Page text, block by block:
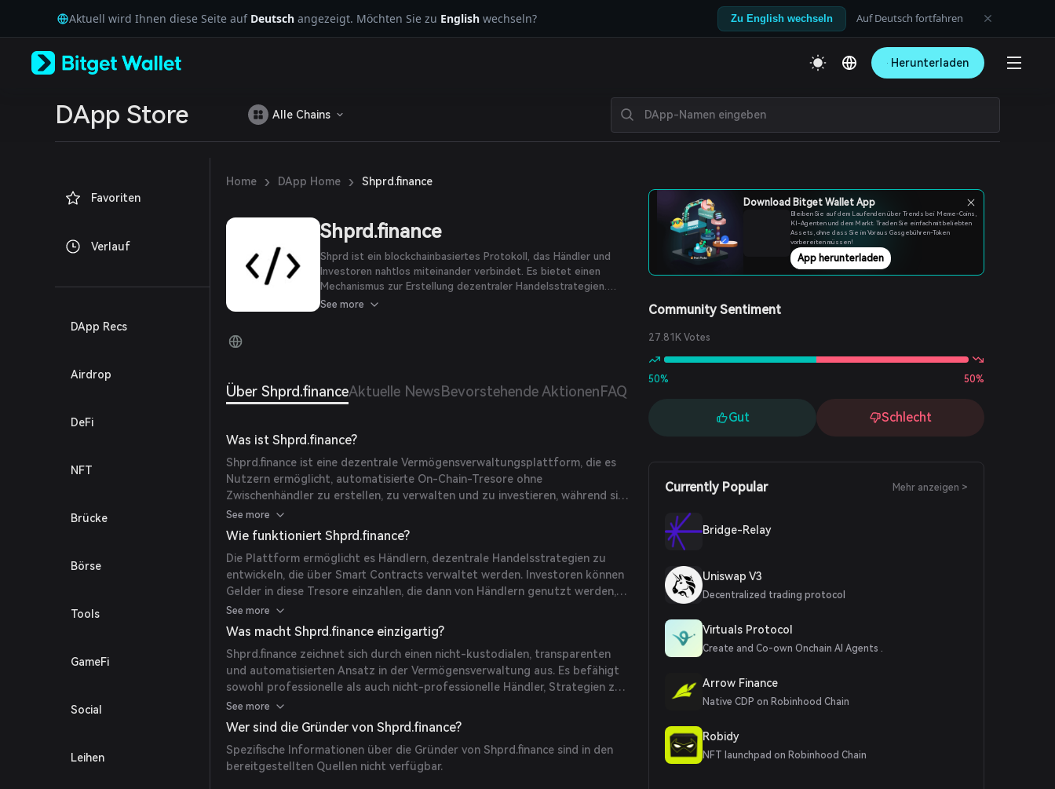
Tiếng Việt
Русский
Español (Latinoamérica)
Português (Portugal)
Bahasa Indonesia
Español (Argentina)
Aktuell wird Ihnen diese Seite auf Deutsch angezeigt. Möchten Sie zu English wechseln? Zu English wechseln Auf Deutsch fortfahren
Herunterladen
DApp Store Alle Chains
Favoriten
Verlauf
DApp Recs
Airdrop
DeFi
NFT
Brücke
Börse
Tools
GameFi
Social
Leihen
Home › DApp Home › Shprd.finance
Shprd.finance
Shprd ist ein blockchainbasiertes Protokoll, das Händler und
Investoren nahtlos miteinander verbindet. Es bietet einen
Mechanismus zur Erstellung dezentraler Handelsstrategien.
Diese Strategien werden von professionellen oder nicht-
See more
Über Shprd.financeAktuelle News Bevorstehende Aktionen FAQ
Was ist Shprd.finance?
Shprd.finance ist eine dezentrale Vermögensverwaltungsplattform, die es
Nutzern ermöglicht, automatisierte On-Chain-Tresore ohne
Zwischenhändler zu erstellen, zu verwalten und zu investieren, während sie
die Kontrolle über ihre Krypto-Assets behalten.
See more
Wie funktioniert Shprd.finance?
Die Plattform ermöglicht es Händlern, dezentrale Handelsstrategien zu
entwickeln, die über Smart Contracts verwaltet werden. Investoren können
Gelder in diese Tresore einzahlen, die dann von Händlern genutzt werden,
um Strategien zur Gewinnmaximierung auszuführen. Tresore akzeptieren
Einzahlungen, prägen ERC20-Token, die Anteile repräsentieren, und
bewerten sich kontinuierlich mithilfe von Chainlink-Orakeln.
See more
Was macht Shprd.finance einzigartig?
Shprd.finance zeichnet sich durch einen nicht-kustodialen, transparenten
und automatisierten Ansatz in der Vermögensverwaltung aus. Es befähigt
sowohl professionelle als auch nicht-professionelle Händler, Strategien zu
erstellen, und fördert eine gemeinschaftsorientierte Investitionsumgebung.
Der Einsatz von Smart Contracts gewährleistet Sicherheit und Effizienz bei
der Verwaltung von Vermögenswerten.
See more
Wer sind die Gründer von Shprd.finance?
Spezifische Informationen über die Gründer von Shprd.finance sind in den
bereitgestellten Quellen nicht verfügbar.
Download Bitget Wallet App
Bleiben Sie auf dem Laufenden über Trends bei Meme-Coins,
KI-Agenten und dem Markt. Traden Sie einfach mit beliebten
Assets, ohne dass Sie im Voraus Gasgebühren-Token
vorbereiten müssen!
App herunterladen
Community Sentiment
27.81K Votes
50% 50%
Gut Schlecht
Currently Popular Mehr anzeigen >
Bridge-Relay
Uniswap V3
Decentralized trading protocol
Virtuals Protocol
Create and Co-own Onchain AI Agents .
Arrow Finance
Native CDP on Robinhood Chain
Robidy
NFT launchpad on Robinhood Chain